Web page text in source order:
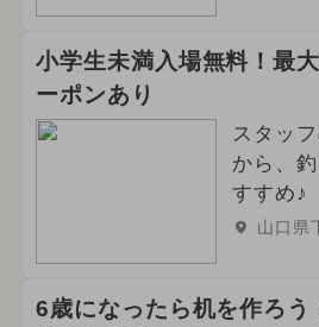
小学生未満入場無料！最
ーポンあり
スタッ
から、
すすめ♪
山口県
6歳になったら机を作ろう